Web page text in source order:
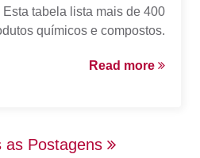
tabela lista mais de 400
químicos e compostos.
Read more
as Postagens